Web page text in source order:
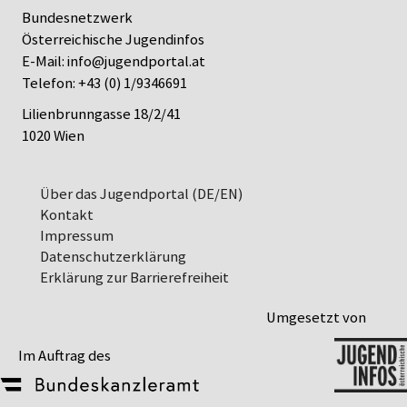
Bundesnetzwerk
Österreichische Jugendinfos
E-Mail:info@jugendportal.at
Telefon:+43 (0) 1/9346691
Lilienbrunngasse 18/2/41
1020 Wien
Über das Jugendportal (DE/EN)
Kontakt
Impressum
Datenschutz­erklärung
Erklärung zur Barrierefreiheit
Im Auftrag des
Umgesetzt von